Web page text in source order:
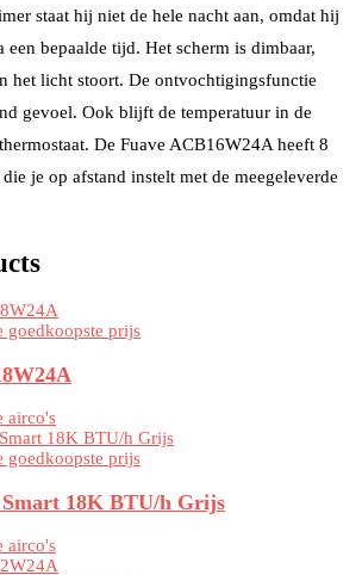
staat hij niet de hele nacht aan, omdat hij
een bepaalde tijd. Het scherm is dimbaar,
het licht stoort. De ontvochtigingsfunctie
gevoel. Ook blijft de temperatuur in de
De Fuave ACB16W24A heeft 8
je op afstand instelt met de meegeleverde
goedkoopste prijs
airco's
goedkoopste prijs
18K BTU/h Grijs
airco's